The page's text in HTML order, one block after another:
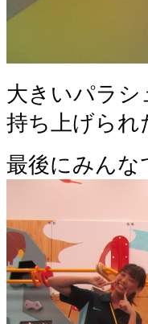
大きいパラ
持ち上げられ
最後にみんな